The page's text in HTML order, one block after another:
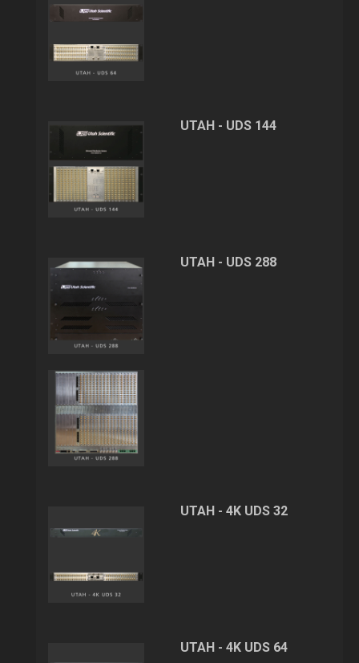
UTAH - UDS 144
UTAH - UDS 288
UTAH - 4K UDS 32
UTAH - 4K UDS 64